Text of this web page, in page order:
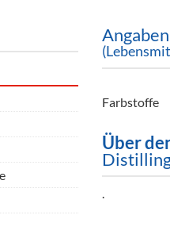
Farbstoffe
Über
.